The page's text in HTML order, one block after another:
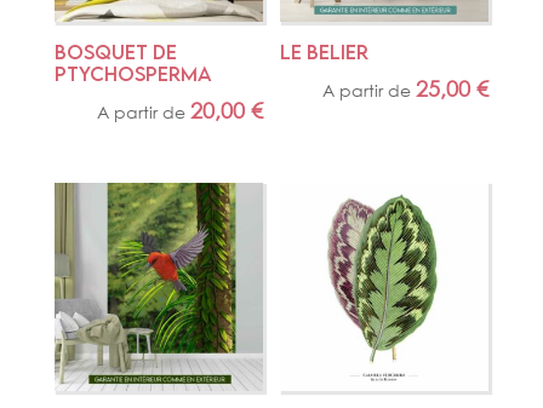
BOSQUET DE
PTYCHOSPERMA
A partir de 20,00 €
LE BELIER
A partir de 25,00€